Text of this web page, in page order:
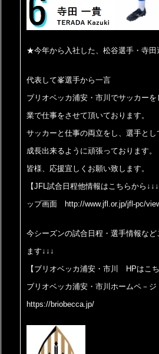
★今年から入社した、松谷選手・寺田
代表して峯選手から一言
ブリオベッカ浦安・市川でサッカー
業で仕事をさせて頂いております。
サッカーと仕事の両立をし、選手とし
成長出来るように頑張っております。
皆様、応援宜しくお願い致します。
【JFL試合日程他情報はこちらから↓↓↓
ップ画面 http://www.jfl.or.jp/jfl-pc/
今シーズンの試合日程・選手情報な
ます↓↓↓
【ブリオベッカ浦安・市川 HPはこち
ブリオベッカ浦安・市川ホームペ－
https://briobecca.jp/